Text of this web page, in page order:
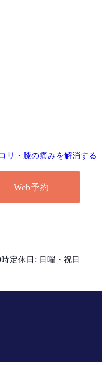
Web予約
定休日: 日曜・祝日